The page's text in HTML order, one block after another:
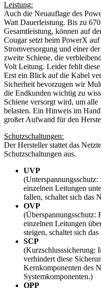
Leistung:
Auch die Neuauflage des
Watt Dauerleistung. Bis zu
Gesamtleistung, können auf
Cougar setzt beim PowerX
Stromversorgung und einer
zweite Schiene, die
Volt Leitung. Leider fehlt
Erst ein Blick auf die Kabel
Sicherheit bevorzugen wir
die Endkunden wichtig zu
Schiene versorgt wird, um
belasten. Ein Hinweis im
großer Aufwand für den
Schutzschaltungen:
Der Hersteller stattet das
Schutzschaltungen aus.
UVP
einzelnen Leitungen
fallen, schaltet sich das
OVP
(Überspannungsschutz:
einzelnen Leitungen
steigen, schaltet sich
SCP
(Kurzschlusssicherung:
verhindert diese
Kernkomponenten des
Systemkomponenten.)
OPP